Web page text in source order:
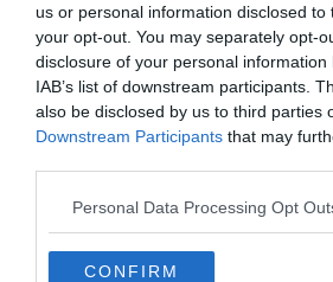
us or personal information disclosed
your opt-out. You may separately opt-
disclosure of your personal
IAB’s list of downstream participants.
also be disclosed by us to third parties
Downstream Participants that may
Personal Data Processing Opt
CONFIRM
Visiter New York : 10
(États-Unis)
14 idées de visites guidées à
Comparatif des Pass New York :
pour visiter NYC ?
séjour à New York